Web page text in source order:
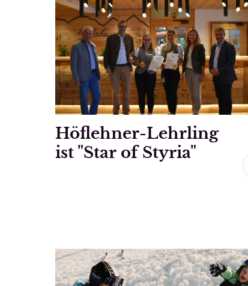
Höflehner-Lehrling
ist "Star of Styria"